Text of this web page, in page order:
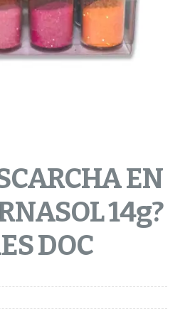
EN
14g?
DOC